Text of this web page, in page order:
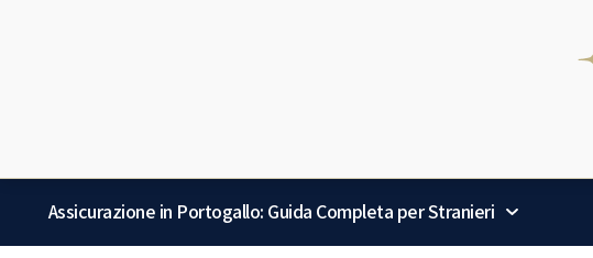
Assicurazione in Portogallo: Guida Completa per Stranieri